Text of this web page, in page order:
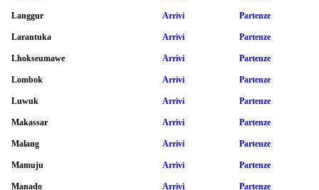
Langgur Arrivi Partenze
Larantuka Arrivi Partenze
Lhokseumawe Arrivi Partenze
Lombok Arrivi Partenze
Luwuk Arrivi Partenze
Makassar Arrivi Partenze
Malang Arrivi Partenze
Mamuju Arrivi Partenze
Manado Arrivi Partenze